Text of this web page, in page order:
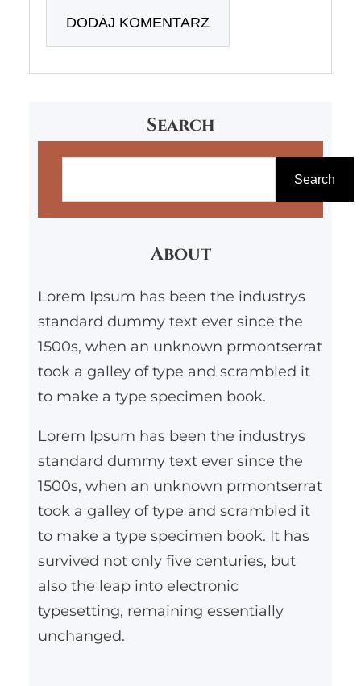
Search
Search
About
Lorem Ipsum has been the industrys
standard dummy text ever since the
1500s, when an unknown prmontserrat
took a galley of type and scrambled it
to make a type specimen book.
Lorem Ipsum has been the industrys
standard dummy text ever since the
1500s, when an unknown prmontserrat
took a galley of type and scrambled it
to make a type specimen book. It has
survived not only five centuries, but
also the leap into electronic
typesetting, remaining essentially
unchanged.